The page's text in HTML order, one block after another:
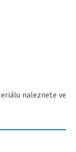
naleznete ve